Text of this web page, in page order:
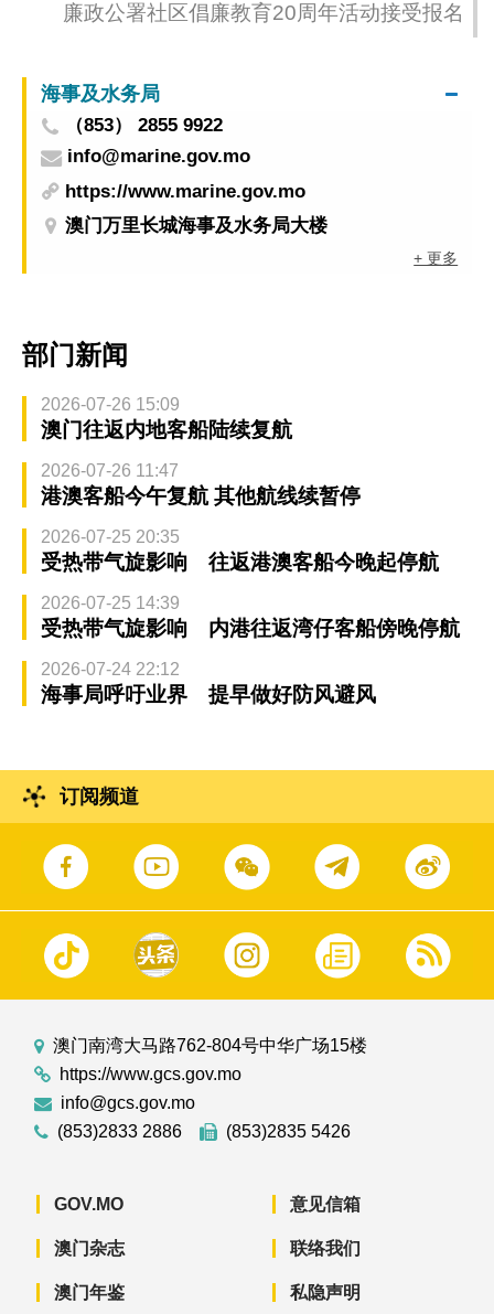
廉政公署社区倡廉教育20周年活动接受报名
海事及水务局
（853） 2855 9922
info@marine.gov.mo
https://www.marine.gov.mo
澳门万里长城海事及水务局大楼
+ 更多
部门新闻
2026-07-26 15:09
澳门往返内地客船陆续复航
2026-07-26 11:47
港澳客船今午复航 其他航线续暂停
2026-07-25 20:35
受热带气旋影响 往返港澳客船今晚起停航
2026-07-25 14:39
受热带气旋影响 内港往返湾仔客船傍晚停航
2026-07-24 22:12
海事局呼吁业界 提早做好防风避风
订阅频道
澳门南湾大马路762-804号中华广场15楼
https://www.gcs.gov.mo
info@gcs.gov.mo
(853)2833 2886
(853)2835 5426
GOV.MO
澳门杂志
澳门年鉴
意见信箱
联络我们
私隐声明